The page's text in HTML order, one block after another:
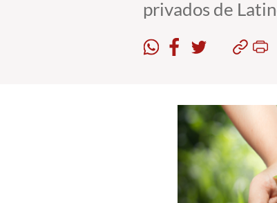
privados de